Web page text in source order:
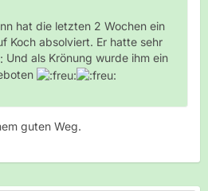
hat die letzten 2 Wochen ein
Koch absolviert. Er hatte sehr
Und als Krönung wurde ihm ein
guten Weg.